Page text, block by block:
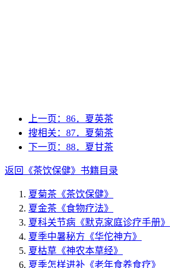
上一页： 86．夏英茶
搜相关： 87．夏菊茶
下一页： 88．夏甘茶
返回《茶饮保健》书籍目录
夏菊茶 《茶饮保健》
夏金茶 《食物疗法》
夏科关节病 《默克家庭诊疗手册》
夏季中暑秘方 《华佗神方》
夏枯草 《神农本草经》
夏季怎样进补 《老年食养食疗》